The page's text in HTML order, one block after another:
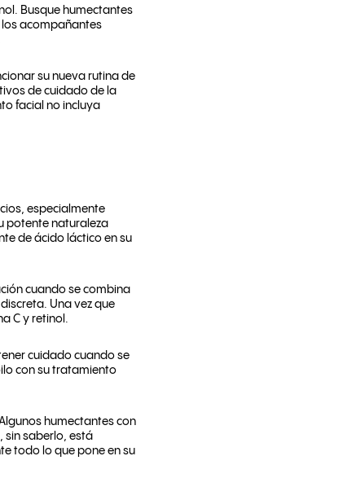
Busque humectantes
los acompañantes
su nueva rutina de
de cuidado de la
facial no incluya
especialmente
potente naturaleza
de ácido láctico en su
cuando se combina
Una vez que
C y retinol.
cuidado cuando se
con su tratamiento
humectantes con
sin saberlo, está
todo lo que pone en su